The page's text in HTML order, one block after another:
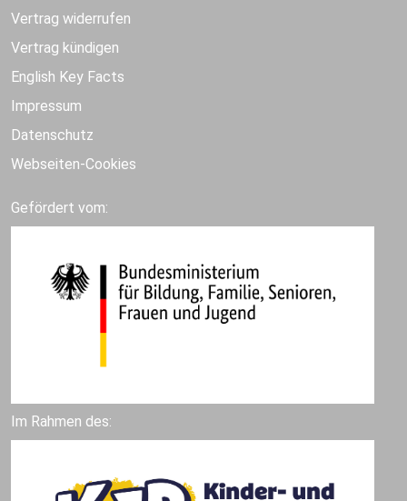
Vertrag widerrufen
Vertrag kündigen
English Key Facts
Impressum
Datenschutz
Webseiten-Cookies
Gefördert vom:
Im Rahmen des: